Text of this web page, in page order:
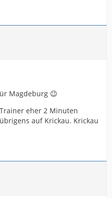
Magdeburg 😉
eher 2 Minuten
auf Krickau. Krickau